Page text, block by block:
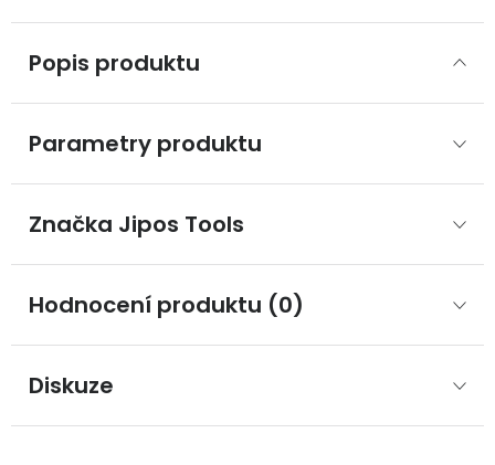
Popis produktu
Parametry produktu
Značka Jipos Tools
Hodnocení produktu (0)
Diskuze